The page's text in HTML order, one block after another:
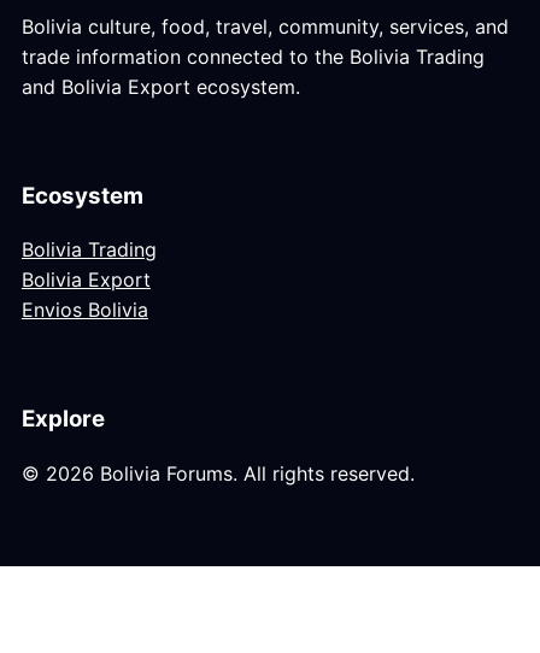
Bolivia culture, food, travel, community, services, and
trade information connected to the Bolivia Trading
and Bolivia Export ecosystem.
Ecosystem
Bolivia Trading
Bolivia Export
Envios Bolivia
Explore
© 2026 Bolivia Forums. All rights reserved.